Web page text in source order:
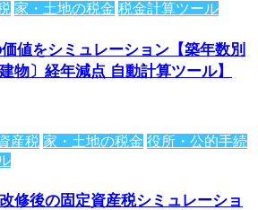
家・土地の税金 税金計算ツール
値をシミュレーション【築年数別
物〕経年減点 自動計算ツール】
産税 家・土地の税金 役所・公的手続
修後の固定資産税シミュレーショ